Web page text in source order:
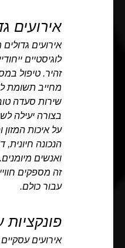
אירועים
אירועים
לוגיסטיים
זהיר. טיפול
מחייב תשומת
שירות סעדה
בצורה יעילה
על איכות
הנכונה חיונית,
ואנשים
זה מספקים
עבור כולם.
פונקציות
אירועים